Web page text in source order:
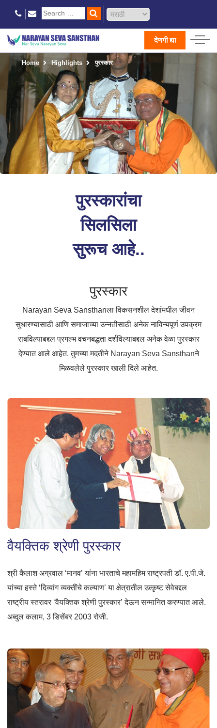
देणगी द्या
Home Highlights पुरस्कार
पुरस्कारांचा
सिलसिला
सुरूच आहे..
पुरस्कार
Narayan Seva Sansthanला विकसनशील देशांमधील जीवन
सुधारण्यासाठी आणि समाजाच्या उन्नतीसाठी अनेक नाविन्यपूर्ण उपक्रम
राबविल्याबद्दल प्रगल्भ वचनबद्धता दर्शविल्याबद्दल अनेक वेळा पुरस्कार
देण्यात आले आहेत. तुमच्या मदतीने Narayan Seva Sansthanने
मिळवलेले पुरस्कार खाली दिले आहेत.
वैयक्तिक श्रेणी पुरस्कार
श्री कैलाश अग्रवाल ‘मानव’ यांना भारताचे महामहिम राष्ट्रपती डॉ. ए.पी.जे.
यांच्या हस्ते ‘दिव्यांग व्यक्तींचे कल्याण’ या क्षेत्रातील उत्कृष्ट सेवेबद्दल
राष्ट्रीय स्तरावर ‘वैयक्तिक श्रेणी पुरस्कार’ देऊन सन्मानित करण्यात आले.
अब्दुल कलाम, 3 डिसेंबर 2003 रोजी.